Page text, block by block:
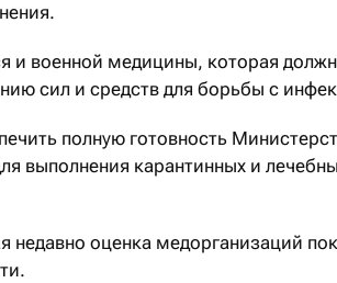
и военной медицины, которая
сил и средств для борьбы с
полную готовность
выполнения карантинных и
недавно оценка медорганизаций